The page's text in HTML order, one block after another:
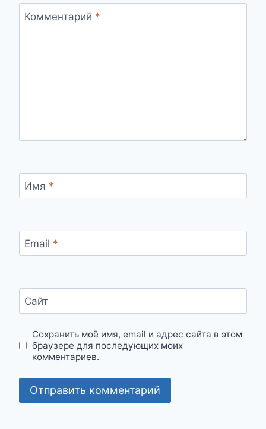
Комментарий *
Имя *
Email *
Сайт
Сохранить моё имя, email и адрес сайта в этом
браузере для последующих моих
комментариев.